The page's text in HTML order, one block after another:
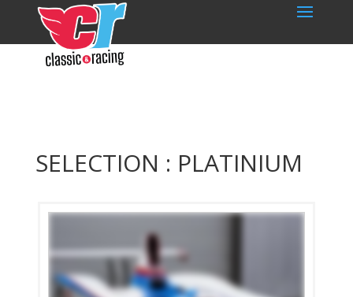
SELECTION : PLATINIUM